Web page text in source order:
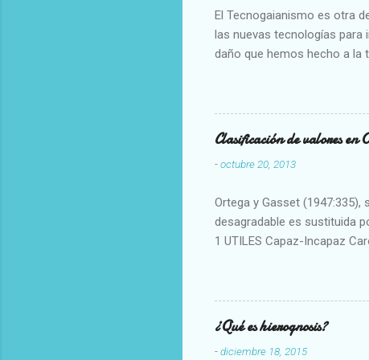
El Tecnogaianismo es otra
las nuevas tecnologías para
daño que hemos hecho a la
Clasificación de valores en
-octubre 20, 2013
Ortega y Gasset (1947:335),
desagradable es sustituida
1 UTILES Capaz-Incapaz
Aproximado Evidente-
Escrupuloso-Relajado Leal-
Armonioso-Inarmonioso 4
¿Qué es hierognosis?
-diciembre 18, 2015